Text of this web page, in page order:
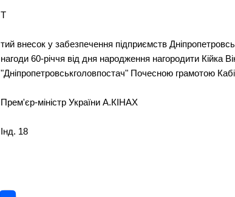
T
тий внесок у забезпечення підприємств
нагоди 60-річчя від дня народження нагородити Кійка
"Дніпропетровськголовпостач" Почесною грамотою
Прем'єр-міністр України А.КІНАХ
Інд. 18